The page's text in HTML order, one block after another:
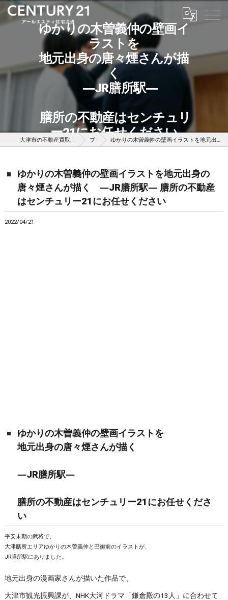
ゆかりの木曽義仲の壁画イ
ラストを
地元出身の唐々煙さんが描
く
―JR膳所駅―
膳所の不動産はセンチュリ
ー21にお任せください
大津市の不動産買取はセンチュリー21アールエスティ住宅流通 ブログ ゆかりの木曽義仲の壁画イラストを地元出身の唐々煙さんが描く ―JR膳所駅― 膳所の不動産はセンチュリー21にお任せください
ゆかりの木曽義仲の壁画イラストを地元出身の
唐々煙さんが描く ―JR膳所駅― 膳所の不動産
はセンチュリー21にお任せください
2022/04/21
ゆかりの木曽義仲の壁画イラストを
地元出身の唐々煙さんが描く
―JR膳所駅―
膳所の不動産はセンチュリー21にお任せくださ
い
平安末期の武将で、
大津膳所エリアゆかりの木曽義仲と巴御前のイラストが、
JR膳所駅にありました。
地元出身の漫画家さんが描いた作品で、
大津市観光振興課が、NHK大河ドラマ「鎌倉殿の13人」に合わせて